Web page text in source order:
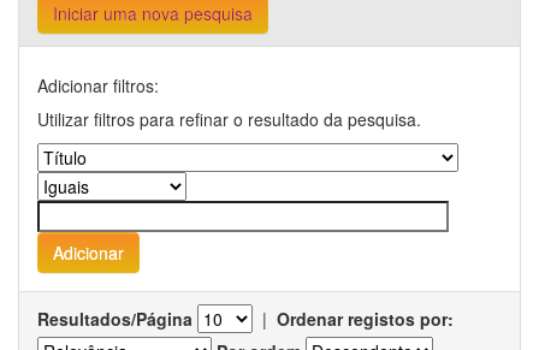
Iniciar uma nova pesquisa
Adicionar filtros:
Utilizar filtros para refinar o resultado da pesquisa.
Resultados/Página | Ordenar registos por: